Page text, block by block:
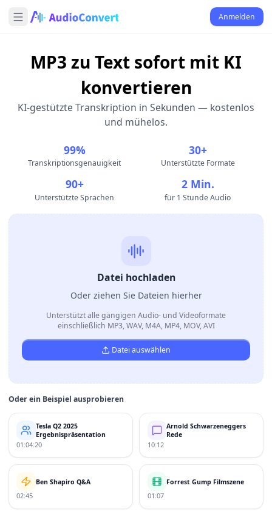
Anmelden
MP3 zu Text sofort mit KI
konvertieren
KI-gestützte Transkription in Sekunden — kostenlos
und mühelos.
99%
Transkriptionsgenauigkeit
30+
Unterstützte Formate
90+
Unterstützte Sprachen
2 Min.
für 1 Stunde Audio
Datei hochladen
Oder ziehen Sie Dateien hierher
Unterstützt alle gängigen Audio- und Videoformate
einschließlich MP3, WAV, M4A, MP4, MOV, AVI
Datei auswählen
Oder ein Beispiel ausprobieren
Tesla Q2 2025
Ergebnispräsentation
01:04:20
Arnold Schwarzeneggers
Rede
10:12
Ben Shapiro Q&A
02:45
Forrest Gump Filmszene
01:07